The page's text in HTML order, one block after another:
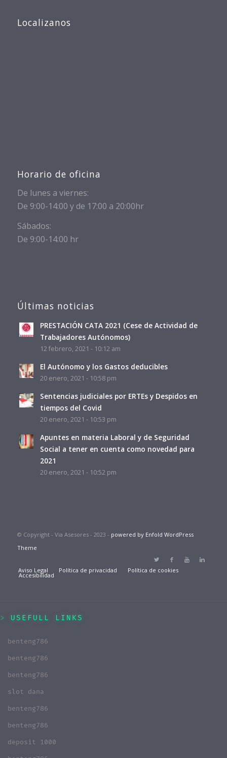
Localizanos
Horario de oficina
De lunes a viernes:
De 9:00-14:00 y de 17:00 a 20:00hr
Sábados:
De 9:00-14:00 hr
Últimas noticias
PRESTACIÓN CATA 2021 (Cese de Actividad de
Trabajadores Autónomos)
12 febrero, 2021 - 10:12 am
El Autónomo y los Gastos deducibles
20 enero, 2021 - 10:58 pm
Sentencias judiciales por ERTEs y Despidos en
tiempos del Covid
20 enero, 2021 - 10:53 pm
Apuntes en materia Laboral y de Seguridad
Social a tener en cuenta como novedad para
2021
20 enero, 2021 - 10:52 pm
© Copyright - Via Asesores - 2023 - powered by Enfold WordPress
Theme
Aviso Legal Política de privacidad Política de cookies
Accesibilidad
USEFULL LINKS
benteng786
benteng786
benteng786
slot dana
benteng786
benteng786
deposit 1000